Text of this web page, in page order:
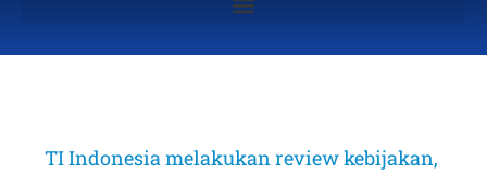
TI Indonesia melakukan review kebijakan,